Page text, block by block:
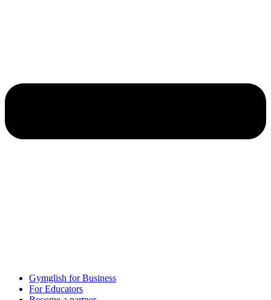
Gymglish for Business
For Educators